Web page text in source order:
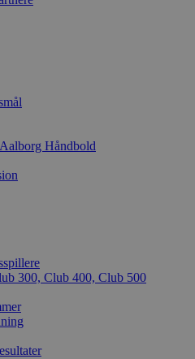
Håndbold
300, Club 400, Club 500